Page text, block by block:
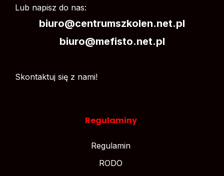
Lub napisz do nas:
biuro@centrumszkolen.net.pl
biuro@mefisto.net.pl
Skontaktuj się z nami!
Regulaminy
Regulamin
RODO